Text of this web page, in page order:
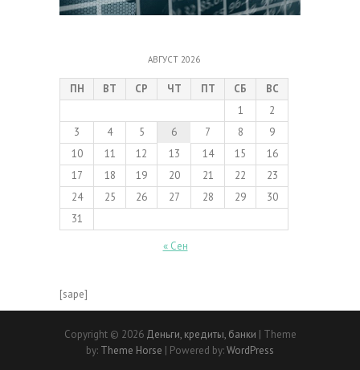
АВГУСТ 2026
ПН ВТ СР ЧТ ПТ СБ
ВС
1
2
3
4 5 6 7 8
9
10
11 12 13 14 15
16
17
18 19 20 21 22
23
24
25 26 27 28 29
30
31
« Сен
[sape]
Copyright © 2026 Деньги, кредиты, банки | Theme
by: Theme Horse | Powered by:WordPress